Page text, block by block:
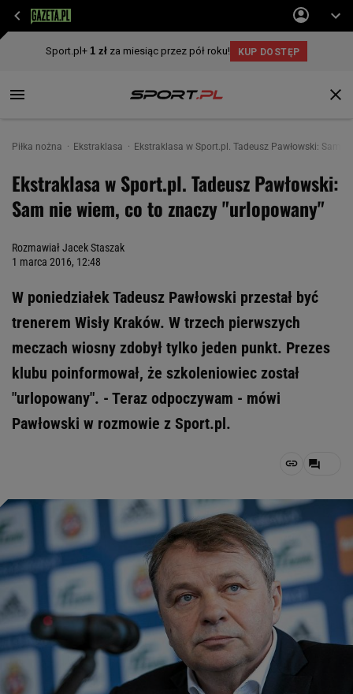
Piłka nożna Ekstraklasa Ekstraklasa w Sport.pl. Tadeusz Pawłowski: Sam
Ekstraklasa w Sport.pl. Tadeusz Pawłowski:
Sam nie wiem, co to znaczy "urlopowany"
Rozmawiał Jacek Staszak
1 marca 2016, 12:48
W poniedziałek Tadeusz Pawłowski przestał być
trenerem Wisły Kraków. W trzech pierwszych
meczach wiosny zdobył tylko jeden punkt. Prezes
klubu poinformował, że szkoleniowiec został
"urlopowany". - Teraz odpoczywam - mówi
Pawłowski w rozmowie z Sport.pl.